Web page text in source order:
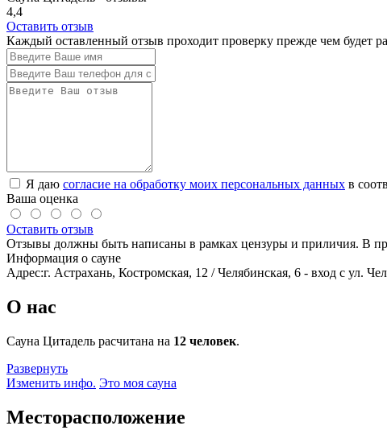
4,4
Оставить отзыв
Каждый оставленный отзыв проходит проверку прежде чем будет
Я даю согласие на обработку моих персональных данных в
Ваша оценка
Оставить отзыв
Отзывы должны быть написаны в рамках цензуры и приличия. В
Информация о сауне
Адрес:г. Астрахань, Костромская, 12 / Челябинская, 6 - вход с ул.
О нас
Сауна Цитадель расчитана на 12 человек.
Развернуть
Изменить инфо. Это моя сауна
Месторасположение